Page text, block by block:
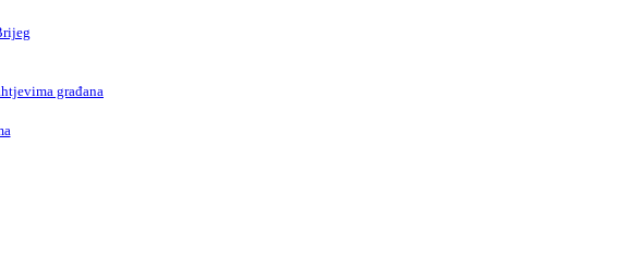
građana